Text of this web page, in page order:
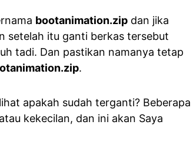
bootanimation.zip dan jika
setelah itu ganti berkas tersebut
tadi. Dan pastikan namanya tetap
.
apakah sudah terganti? Beberapa
kekecilan, dan ini akan Saya